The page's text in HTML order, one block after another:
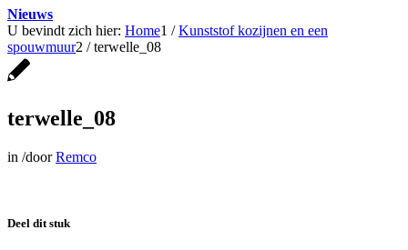
Nieuws
U bevindt zich hier: Home1 / Kunststof kozijnen en een
spouwmuur2 / terwelle_08
terwelle_08
in /doorRemco
Deel dit stuk